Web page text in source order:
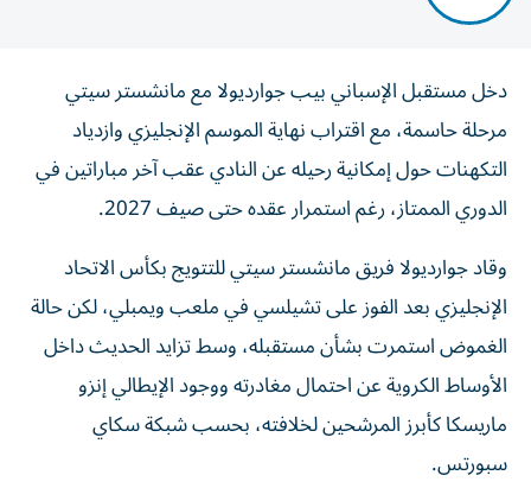
دخل مستقبل الإسباني بيب جوارديولا مع مانشستر سيتي
مرحلة حاسمة، مع اقتراب نهاية الموسم الإنجليزي وازدياد
التكهنات حول إمكانية رحيله عن النادي عقب آخر مباراتين في
الدوري الممتاز، رغم استمرار عقده حتى صيف 2027.
وقاد جوارديولا فريق مانشستر سيتي للتتويج بكأس الاتحاد
الإنجليزي بعد الفوز على تشيلسي في ملعب ويمبلي، لكن حالة
الغموض استمرت بشأن مستقبله، وسط تزايد الحديث داخل
الأوساط الكروية عن احتمال مغادرته ووجود الإيطالي إنزو
ماريسكا كأبرز المرشحين لخلافته، بحسب شبكة سكاي
سبورتس.